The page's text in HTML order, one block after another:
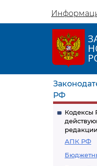
РФ
Кодексы
редакции
АПК РФ